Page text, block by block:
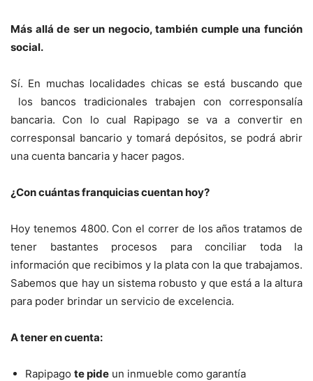
Más allá de ser un negocio, también cumple una función
social.
Sí. En muchas localidades chicas se está buscando que
los bancos tradicionales trabajen con corresponsalía
bancaria. Con lo cual Rapipago se va a convertir en
corresponsal bancario y tomará depósitos, se podrá abrir
una cuenta bancaria y hacer pagos.
¿Con cuántas franquicias cuentan hoy?
Hoy tenemos 4800. Con el correr de los años tratamos de
tener bastantes procesos para conciliar toda la
información que recibimos y la plata con la que trabajamos.
Sabemos que hay un sistema robusto y que está a la altura
para poder brindar un servicio de excelencia.
A tener en cuenta:
Rapipago te pide un inmueble como garantía